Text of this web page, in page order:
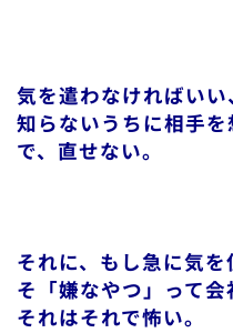
気を遣わなければい
知らないうちに相手
で、直せない。
それに、もし急に気
そ「嫌なやつ」って会
それはそれで怖い。